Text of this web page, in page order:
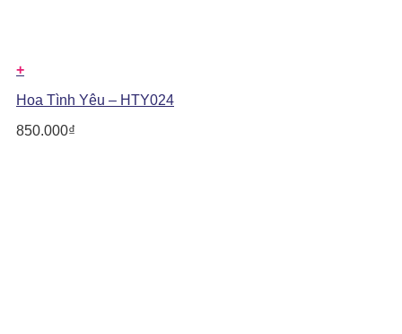
+
Hoa Tình Yêu – HTY024
850.000₫